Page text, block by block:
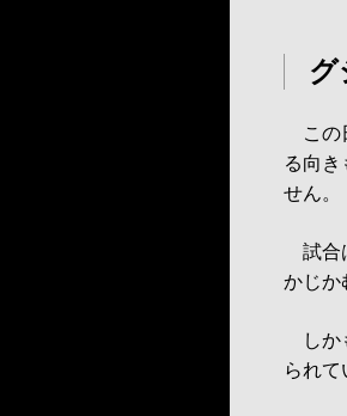
グ
この
る向
せん。
試合
かじか
しか
られて